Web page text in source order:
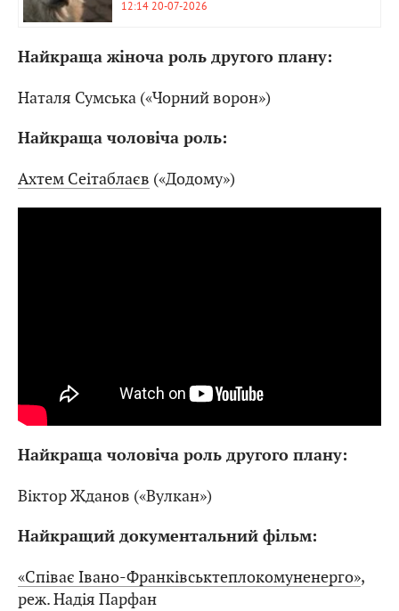
12:14 20-07-2026
Найкраща жіноча роль другого плану:
Наталя Сумська («Чорний ворон»)
Найкраща чоловіча роль:
Ахтем Сеітаблаєв («Додому»)
Найкраща чоловіча роль другого плану:
Віктор Жданов («Вулкан»)
Найкращий документальний фільм:
«Співає Івано-Франківськтеплокомуненерго»,
реж. Надія Парфан